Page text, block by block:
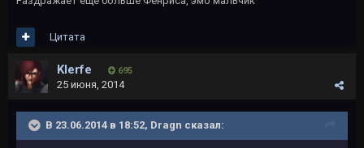
Цитата
Klerfe 695
25 июня, 2014
В 23.06.2014 в 18:52, Dragn сказал: